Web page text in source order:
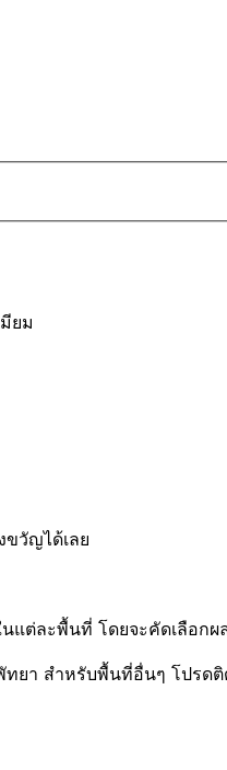
ยม
วัญได้เลย
แต่ละพื้นที่ โดยจะคัดเลือ
ยา สำหรับพื้นที่อื่นๆ โปร